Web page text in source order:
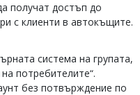
получат достъп до
с клиенти в автокъщите.
система на групата,
потребителите“.
без потвърждение по